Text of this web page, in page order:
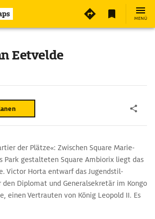
MENÜ
Eetvelde
der Plätze«: Zwischen Square Marie-
Park gestalteten Square Ambiorix liegt das
Victor Horta entwarf das Jugendstil-
den Diplomat und Generalsekretär im Kongo
einen Vertrauten von König Leopold II. Es